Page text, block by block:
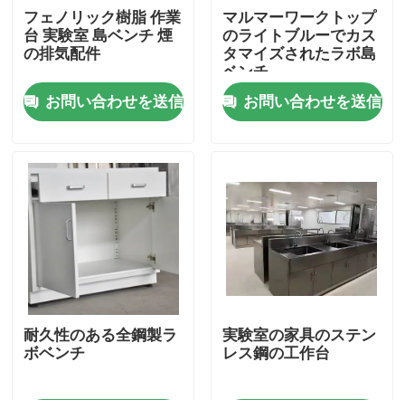
製品
現代実験室の家具
学校の実験室の家具
実験室の島のベンチ
実験室の壁のベンチ
実験室の発煙のフード
フェノリック樹脂 作業
台 実験室 島ベンチ 煙
の排気配件
お問い合わせを送信
マルマーワークトップ
のライトブルーでカス
タマイズされたラボ島
ベンチ
お問い合わせを送信
耐久性のある全鋼製ラ
ボベンチ
実験室の家具のステン
レス鋼の工作台